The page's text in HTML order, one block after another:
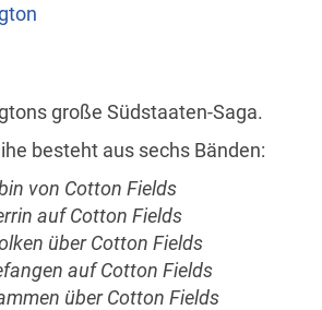
große Südstaaten-Saga.
besteht aus sechs Bänden:
von Cotton Fields
auf Cotton Fields
über Cotton Fields
auf Cotton Fields
über Cotton Fields